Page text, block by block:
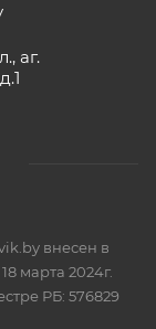
аг.
внесен в
марта 2024г.
РБ: 576829